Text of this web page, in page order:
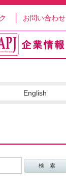
お問い合わせ
English